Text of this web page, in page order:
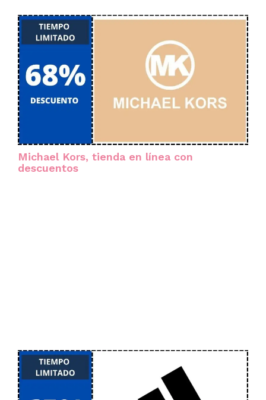
Michael Kors, tienda en línea con
descuentos